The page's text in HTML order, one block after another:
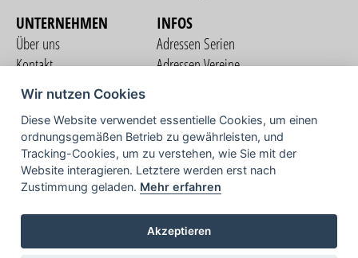
UNTERNEHMEN
Über uns
Kontakt
Nutzungsbedingungen
Datenschutzerklärung
Impressum
INFOS
Adressen Serien
Adressen Vereine
COMMUNITY
TV
Wir nutzen Cookies
Diese Website verwendet essentielle Cookies, um einen
ordnungsgemäßen Betrieb zu gewährleisten, und
Tracking-Cookies, um zu verstehen, wie Sie mit der
Website interagieren. Letztere werden erst nach
Zustimmung geladen. Mehr erfahren
Akzeptieren